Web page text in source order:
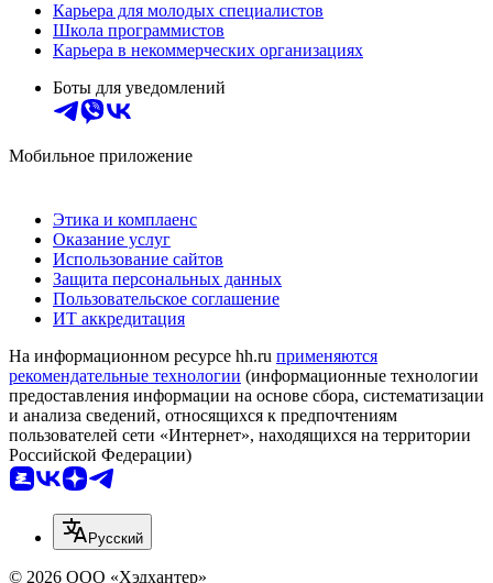
Карьера для молодых специалистов
Школа программистов
Карьера в некоммерческих организациях
Боты для уведомлений
Мобильное приложение
Этика и комплаенс
Оказание услуг
Использование сайтов
Защита персональных данных
Пользовательское соглашение
ИТ аккредитация
На информационном ресурсе hh.ru применяются
рекомендательные технологии (информационные технологии
предоставления информации на основе сбора, систематизации
и анализа сведений, относящихся к предпочтениям
пользователей сети «Интернет», находящихся на территории
Российской Федерации)
Русский
© 2026 ООО «Хэдхантер»